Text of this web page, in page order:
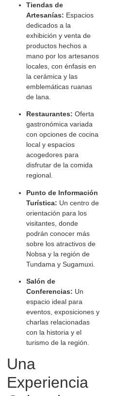
Tiendas de
Artesanías: Espacios
dedicados a la
exhibición y venta de
productos hechos a
mano por los artesanos
locales, con énfasis en
la cerámica y las
emblemáticas ruanas
de lana.
Restaurantes: Oferta
gastronómica variada
con opciones de cocina
local y espacios
acogedores para
disfrutar de la comida
regional.
Punto de Información
Turística: Un centro de
orientación para los
visitantes, donde
podrán conocer más
sobre los atractivos de
Nobsa y la región de
Tundama y Sugamuxi.
Salón de
Conferencias: Un
espacio ideal para
eventos, exposiciones y
charlas relacionadas
con la historia y el
turismo de la región.
Una
Experiencia